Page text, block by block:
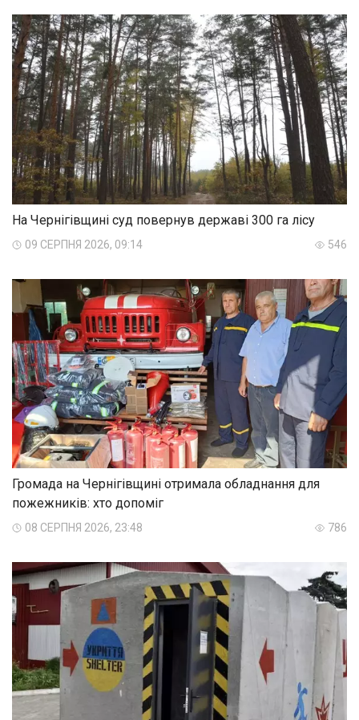
На Чернігівщині суд повернув державі 300 га лісу
09 СЕРПНЯ 2026, 09:14 546
Громада на Чернігівщині отримала обладнання для
пожежників: хто допоміг
08 СЕРПНЯ 2026, 23:48 786